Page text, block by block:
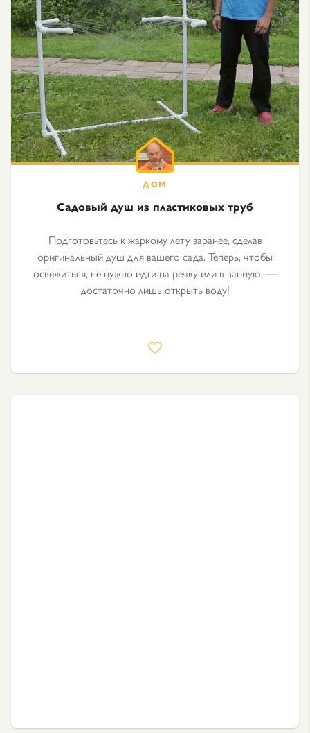
Садовый душ из пластиковых труб
Подготовьтесь к жаркому лету заранее, сделав
оригинальный душ для вашего сада. Теперь, чтобы
освежиться, не нужно идти на речку или в ванную, —
достаточно лишь открыть воду!